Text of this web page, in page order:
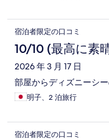
宿泊者限定の口コミ
10/10 (最高に素
2026 年 3 月 17 日
部屋からディズニーシ
明子、2 泊旅行
宿泊者限定の口コミ